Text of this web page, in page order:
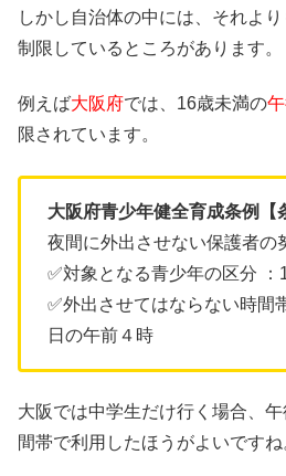
しかし自治体の中には、それよ
制限しているところがあります。
例えば大阪府では、16歳未満の
限されています。
大阪府青少年健全育成条例【
夜間に外出させない保護者の
✅対象となる青少年の区分 ：
✅外出させてはならない時間
日の午前４時
大阪では中学生だけ行く場合、
間帯で利用したほうがよいですね